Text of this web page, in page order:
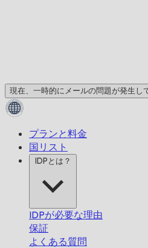
現在、一時的にメールの問題が発生し
プランと料金
国リスト
IDPとは？
IDPが必要な理由
保証
よくある質問